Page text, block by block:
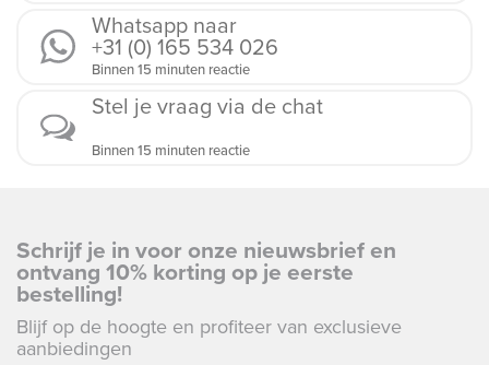
Whatsapp naar
+31 (0) 165 534 026
Binnen 15 minuten reactie
Stel je vraag via de chat
Binnen 15 minuten reactie
Schrijf je in voor onze nieuwsbrief en
ontvang 10% korting op je eerste
bestelling!
Blijf op de hoogte en profiteer van exclusieve
aanbiedingen